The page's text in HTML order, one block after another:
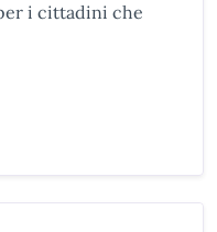
i cittadini che